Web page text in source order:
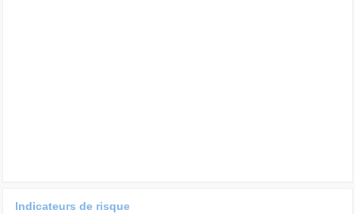
Indicateurs de risque